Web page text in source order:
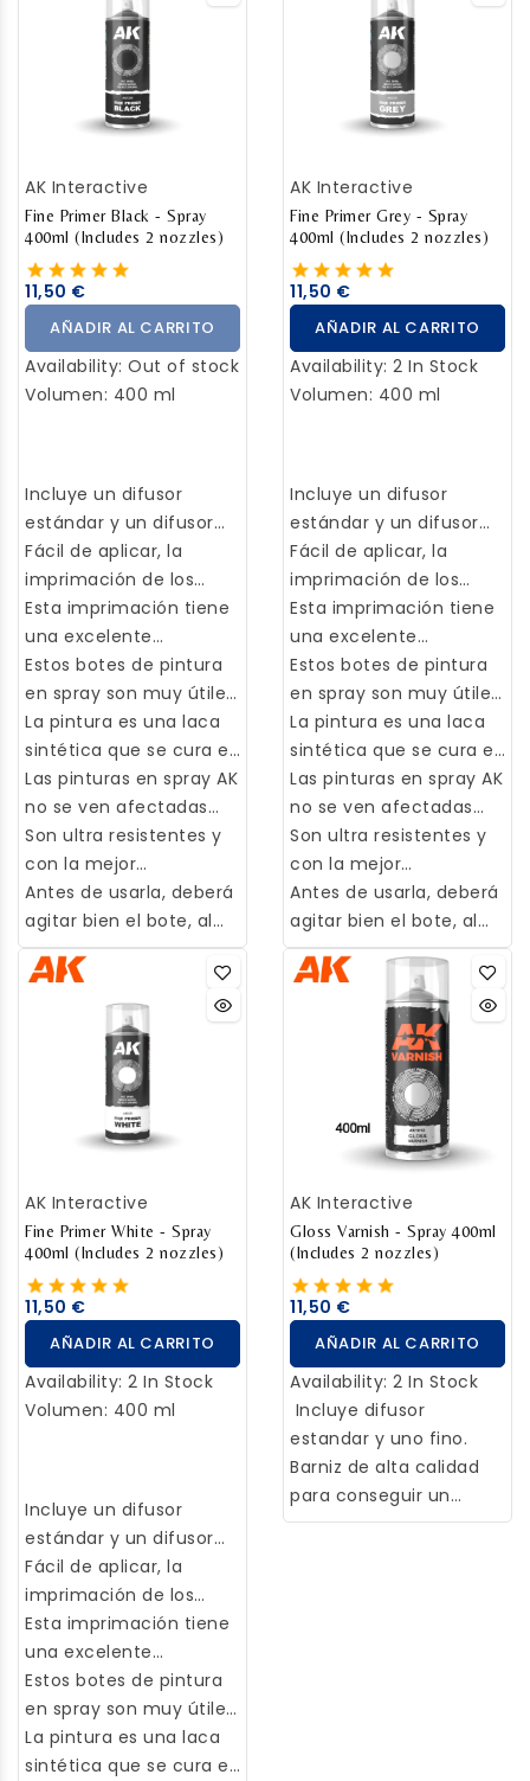
AK Interactive
Fine Primer Black - Spray
400ml (Includes 2 nozzles)
11,50 €
AÑADIR AL CARRITO
Availability: Out of stock
Volumen: 400 ml
Incluye un difusor
estándar y un difusor
fino.
Fácil de aplicar, la
imprimación de los
modelos y figuras será
más sencilla y eficaz.
Esta imprimación tiene
una excelente
cobertura y agarre. Se
recomienda su uso
antes de pintar.
Funciona en plástico,
resina y metal.
Estos botes de pintura
en spray son muy útiles
para pintar superficies
grandes o pequeñas.
La pintura es una laca
sintética que se cura en
poco tiempo gracias a
sus disolventes de
rápida evaporación.
Las pinturas en spray AK
no se ven afectadas
por las pinturas
acrílicas, los esmaltes o
el weathering extremo.
Son ultra resistentes y
con la mejor
adherencia.
Antes de usarla, deberá
agitar bien el bote, al
menos un minuto para
conseguir una buena
AK Interactive
Fine Primer Grey - Spray
400ml (Includes 2 nozzles)
11,50 €
AÑADIR AL CARRITO
Availability: 2 In Stock
Volumen: 400 ml
Incluye un difusor
estándar y un difusor
fino.
Fácil de aplicar, la
imprimación de los
modelos y figuras será
más sencilla y eficaz.
Esta imprimación tiene
una excelente
cobertura y agarre. Se
recomienda su uso
antes de pintar.
Funciona en plástico,
resina y metal.
Estos botes de pintura
en spray son muy útiles
para pintar superficies
grandes o pequeñas.
La pintura es una laca
sintética que se cura en
poco tiempo gracias a
sus disolventes de
rápida evaporación.
Las pinturas en spray AK
no se ven afectadas
por las pinturas
acrílicas, los esmaltes o
el weathering extremo.
Son ultra resistentes y
con la mejor
adherencia.
Antes de usarla, deberá
agitar bien el bote, al
menos un minuto para
conseguir una buena
AK Interactive
Fine Primer White - Spray
400ml (Includes 2 nozzles)
11,50 €
AÑADIR AL CARRITO
Availability: 2 In Stock
Volumen: 400 ml
Incluye un difusor
estándar y un difusor
fino.
Fácil de aplicar, la
imprimación de los
modelos y figuras será
más sencilla y eficaz.
Esta imprimación tiene
una excelente
cobertura y agarre. Se
recomienda su uso
antes de pintar.
Funciona en plástico,
Estos botes de pintura
en spray son muy útiles
para pintar superficies
grandes o pequeñas.
La pintura es una laca
sintética que se cura en
AK Interactive
Gloss Varnish - Spray 400ml
(Includes 2 nozzles)
11,50 €
AÑADIR AL CARRITO
Availability: 2 In Stock
Incluye difusor
estandar y uno fino.
Barniz de alta calidad
para conseguir un
increíble acabado